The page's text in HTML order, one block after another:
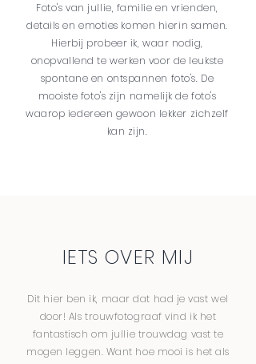
Foto's van jullie, familie en vrienden,
details en emoties komen hierin samen.
Hierbij probeer ik, waar nodig,
onopvallend te werken voor de leukste
spontane en ontspannen foto's. De
mooiste foto's zijn namelijk de foto's
waarop iedereen gewoon lekker zichzelf
kan zijn.
IETS OVER MIJ
Dit hier ben ik, maar dat had je vast wel
door! Als trouwfotograaf vind ik het
fantastisch om jullie trouwdag vast te
mogen leggen. Want hoe mooi is het als